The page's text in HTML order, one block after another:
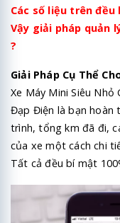
Các số liệu trên
Vậy giải pháp quản
?
Giải Pháp Cụ Thể
Xe Máy Mini Siêu Nhỏ
Đạp Điện là bạn hoàn
trình, tổng km đã đi,
của xe một cách chi
Tất cả đều bí mật